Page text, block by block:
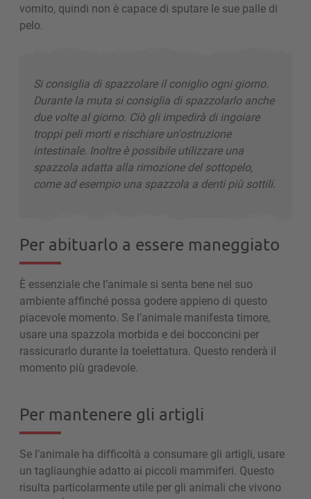
vomito, quindi non è capace di sputare le sue palle di
pelo.
Si consiglia di spazzolare il coniglio ogni giorno.
Durante la muta si consiglia di spazzolarlo anche
due volte al giorno. Ciò gli impedirà di ingoiare
troppi peli morti e rischiare un'ostruzione
intestinale. Inoltre è possibile utilizzare una
spazzola adatta alla rimozione del sottopelo,
come ad esempio una spazzola a denti più sottili.
Per abituarlo a essere maneggiato
È essenziale che l’animale si senta bene nel suo
ambiente affinché possa godere appieno di questo
piacevole momento. Se l’animale manifesta timore,
usare una spazzola morbida e dei bocconcini per
rassicurarlo durante la toelettatura. Questo renderà il
momento più gradevole.
Per mantenere gli artigli
Se l’animale ha difficoltà a consumare gli artigli, usare
un tagliaunghie adatto ai piccoli mammiferi. Questo
risulta particolarmente utile per gli animali che vivono